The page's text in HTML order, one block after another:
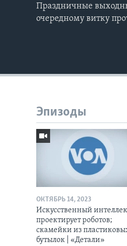
Праздничные
очередному витку
Эпизоды
ОКТЯБРЬ 14, 2023
Искусственный
проектирует роботов;
скамейки из
бутылок | «Детали»